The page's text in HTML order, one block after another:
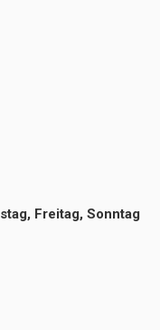
Freitag, Sonntag